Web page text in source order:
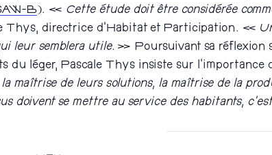
B ). « Cette étude doit être considérée
Thys, directrice d’Habitat et Participation. «
leur semblera utile. » Poursuivant sa réflexion
du léger, Pascale Thys insiste sur
la maîtrise de leurs solutions, la maîtrise de la
doivent se mettre au service des habitants,